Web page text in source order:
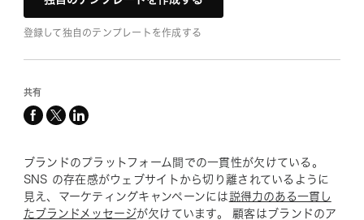
登録して独自のテンプレートを作成する
共有
facebook
x-
linkedin
ブランドのプラットフォーム間での一貫性が欠けている。
SNS の存在感がウェブサイトから切り離されているように
見え、マーケティングキャンペーンには説得力のある一貫し
たブランドメッセージが欠けています。 顧客はブランドのア